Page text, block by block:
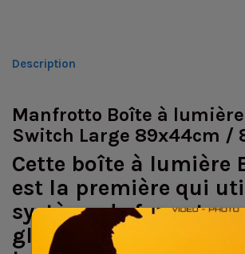
Description
Manfrotto Boîte à lumière
Switch Large 89x44cm /
Cette boîte à lumière
est la première qui
système de fermeture
glissière simple pour